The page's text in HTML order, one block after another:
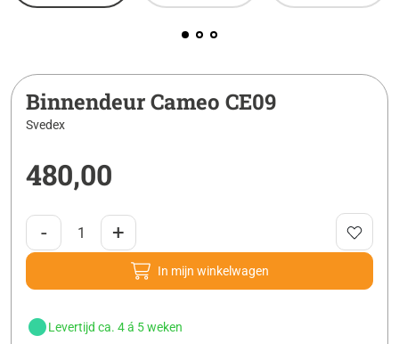
Binnendeur Cameo CE09
Svedex
480,00
- +
In mijn winkelwagen
Levertijd ca. 4 á 5 weken